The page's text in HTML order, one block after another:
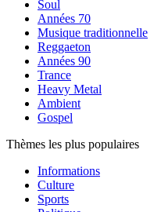
Soul
Années 70
Musique traditionnelle
Reggaeton
Années 90
Trance
Heavy Metal
Ambient
Gospel
Thèmes les plus populaires
Informations
Culture
Sports